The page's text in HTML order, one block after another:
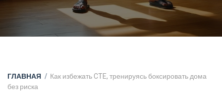
ГЛАВНАЯ
Как избежать CTE, тренируясь боксировать дома
без риска